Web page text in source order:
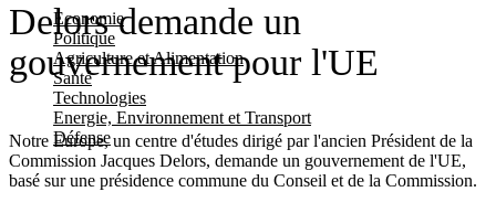
Economie
Politique
Agriculture et Alimentation
Santé
Technologies
Energie, Environnement et Transport
Défense
Delors demande un
gouvernement pour l'UE
Notre Europe, un centre d'études dirigé par l'ancien Président de la
Commission Jacques Delors, demande un gouvernement de l'UE,
basé sur une présidence commune du Conseil et de la Commission.